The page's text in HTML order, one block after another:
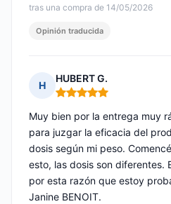
tras una compra de 14/05/2026
Opinión traducida
H
HUBERT G.
Nota: 5 de 5
Muy bien por la entrega muy
para juzgar la eficacia del
dosis según mi peso.
esto, las dosis son diferentes.
por esta razón que estoy
Janine BENOIT.